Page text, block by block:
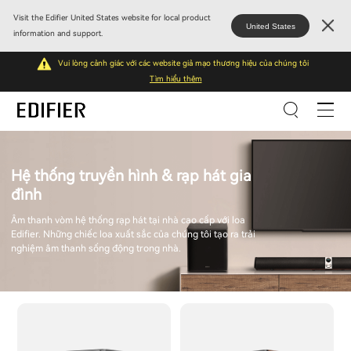
Visit the Edifier United States website for local product
information and support.
United States
Vui lòng cảnh giác với các website giả mạo thương hiệu của chúng tôi
Tìm hiểu thêm
Hệ thống truyền hình & rạp hát gia
đình
Âm thanh vòm hệ thống rạp hát tại nhà cao cấp với loa
Edifier. Những chiếc loa xuất sắc của chúng tôi tạo ra trải
nghiệm âm thanh sống động trong nhà.